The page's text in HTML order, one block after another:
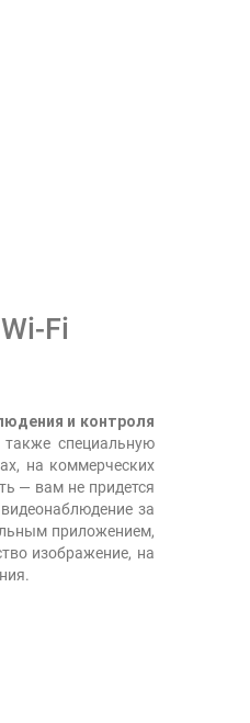
Fi
и контроля
специальную
на коммерческих
— вам не придется
за
приложением,
изображение, на